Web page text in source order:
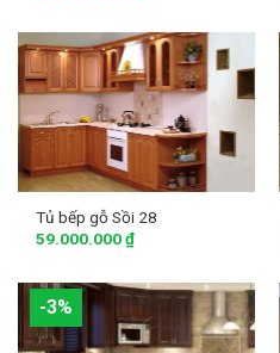
Tủ bếp gỗ Sồi 28
59.000.000₫
-3%